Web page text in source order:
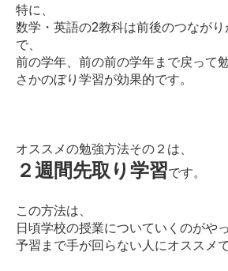
特に、
数学・英語の2教科は前後のつなが
で、
前の学年、前の前の学年まで戻って
さかのぼり学習が効果的です。
オススメの勉強方法その２は、
２週間先取り学習です。
この方法は、
日頃学校の授業についていくのがやっ
予習まで手が回らない人にオススメで